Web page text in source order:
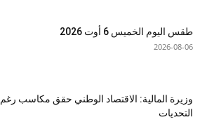
طقس اليوم الخميس 6 أوت 2026
2026-08-06
وزيرة المالية: الاقتصاد الوطني حقق مكاسب رغم
التحديات